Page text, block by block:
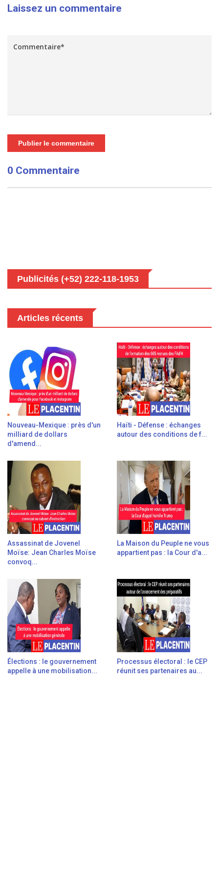
Laissez un commentaire
Publier le commentaire
0 Commentaire
Publicités (+52) 222-118-1953
Articles récents
Nouveau-Mexique : près d'un
milliard de dollars
d'amend...
Haïti - Défense : échanges
autour des conditions de f...
Assassinat de Jovenel
Moïse: Jean Charles Moïse
convoq...
La Maison du Peuple ne vous
appartient pas : la Cour d'a...
Élections : le gouvernement
appelle à une mobilisation...
Processus électoral : le CEP
réunit ses partenaires au...